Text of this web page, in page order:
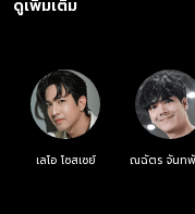
ดูเพิ่มเติม
เลโอ โซสเซย์ ณฉัตร จันท